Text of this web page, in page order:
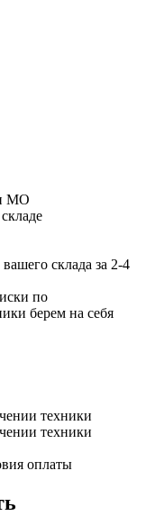
МО
склада за 2-4
по
берем на себя
техники
техники
оплаты